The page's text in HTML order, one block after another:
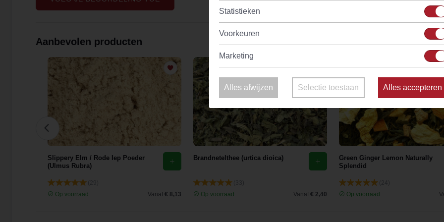
Aanbevolen producten
Slippery Elm / Rode Iep Poeder
(Ulmus Rubra)
Op voorraad
Vanaf € 8,13
Brandnetelthee (urtica dioica)
Op voorraad
Vanaf € 2,40
Green Ginger Lemon Naturally
Splendid
Op voorraad
Statistieken
Voorkeuren
Marketing
Alles afwijzen Selectie toestaan Alles accepteren